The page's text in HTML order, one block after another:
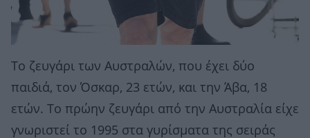
Το ζευγάρι των Αυστραλών, που έχει δύο
παιδιά, τον Όσκαρ, 23 ετών, και την Άβα, 18
ετών. To πρώην ζευγάρι από την Αυστραλία είχε
γνωριστεί το 1995 στα γυρίσματα της σειράς